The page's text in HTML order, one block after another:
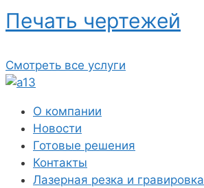
Печать чертежей
Смотреть все услуги
О компании
Новости
Готовые решения
Контакты
Лазерная резка и гравировка